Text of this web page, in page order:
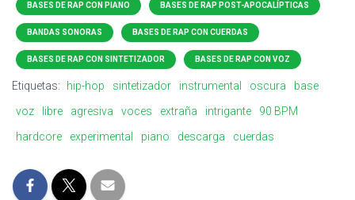
BASES DE RAP CON PIANO BASES DE RAP POST-APOCALÍPTICAS
BANDAS SONORAS BASES DE RAP CON CUERDAS
BASES DE RAP CON SINTETIZADOR BASES DE RAP CON VOZ
Etiquetas: hip-hop sintetizador instrumental oscura
base
voz
libre agresiva voces extraña intrigante
90 BPM
hardcore
experimental piano descarga cuerdas